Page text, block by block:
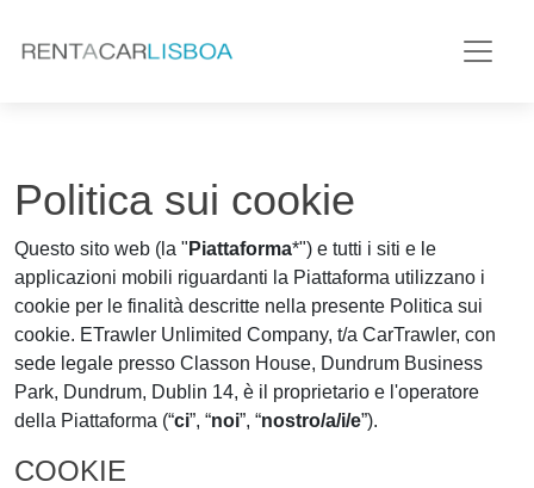
Politica sui cookie
Questo sito web (la " Piattaforma*") e tutti i siti e le
applicazioni mobili riguardanti la Piattaforma utilizzano i
cookie per le finalità descritte nella presente Politica sui
cookie. ETrawler Unlimited Company, t/a CarTrawler, con
sede legale presso Classon House, Dundrum Business
Park, Dundrum, Dublin 14, è il proprietario e l'operatore
della Piattaforma (“ci”, “noi”, “nostro/a/i/e”).
COOKIE